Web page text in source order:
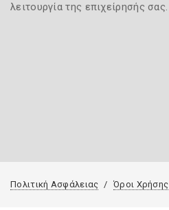
λειτουργία της επιχείρησής σας.
Πολιτική Ασφάλειας Όροι Χρήσης